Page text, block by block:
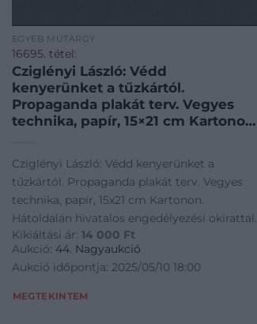
EGYÉB MŰTÁRGY
16695. tétel:
Cziglényi László: Védd
kenyerünket a tűzkártól.
Propaganda plakát terv. Vegyes
technika, papír, 15×21 cm Kartonon.
Cziglényi László: Védd kenyerünket a
tűzkártól. Propaganda plakát terv. Vegyes
technika, papír, 15x21 cm Kartonon.
Hátoldalán hivatalos engedélyezési okirattal.
Kikiáltási ár: 14 000 Ft
Aukció: 44. Nagyaukció
Aukció időpontja: 2025/05/10 18:00
MEGTEKINTEM